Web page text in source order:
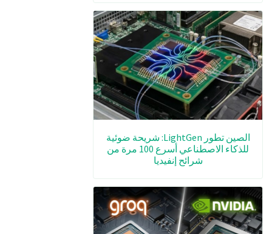
الصين تطور LightGen: شريحة ضوئية
للذكاء الاصطناعي أسرع 100 مرة من
شرائح إنفيديا